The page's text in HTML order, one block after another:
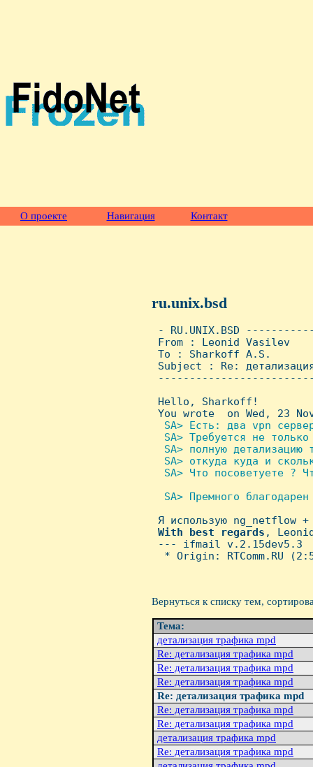
О проекте Навигация Контакт
ru.unix.bsd
- RU.UNIX.BSD
From : Leonid Vasilev
To : Sharkoff A.S.
Subject : Re:
Hello, Sharkoff!
You wrote  on Wed, 23
SA> Есть: два vpn
SA> Требуется не
SA> полную детализацию
SA> откуда куда и
SA> Что посоветуете ?
SA> Премного
Я использую ng_netflow
With
best regards ,
--- ifmail v.2.15dev5.3
* Origin: RTComm.RU
Вернуться к списку тем,
Тема:
детализация трафика mpd
Re: детализация трафика mpd
Re: детализация трафика mpd
Re: детализация трафика mpd
Re: детализация трафика mpd
Re: детализация трафика mpd
Re: детализация трафика mpd
детализация трафика mpd
Re: детализация трафика mpd